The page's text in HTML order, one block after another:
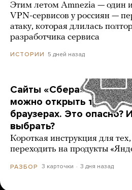
Этим летом Amnezia — один
VPN-сервисов у россиян —
атаку, которая длилась
разработчика сервиса
ИСТОРИИ 5 дней назад
Сайты «Сбера» и других
можно открыть только в
браузерах. Это опасно?
выбрать?
Короткая инструкция для тех,
переходить на продукты
РАЗБОР 3 карточки 3 дня назад